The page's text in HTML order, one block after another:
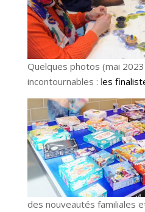
Quelques photos (mai
incontournables : les
des nouveautés familiales